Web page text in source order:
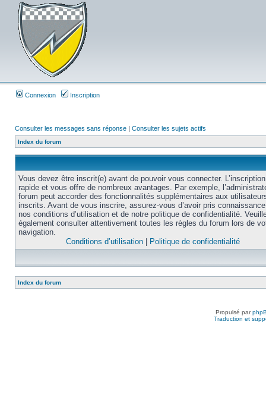
Connexion Inscription
Consulter les messages sans réponse | Consulter les sujets actifs
Index du forum
Vous devez être inscrit(e) avant de pouvoir vous connecter.
rapide et vous offre de nombreux avantages. Par exemple,
forum peut accorder des fonctionnalités supplémentaires aux
inscrits. Avant de vous inscrire, assurez-vous d’avoir pris
nos conditions d’utilisation et de notre politique de confidentialité.
également consulter attentivement toutes les règles du forum lors de
navigation.
Conditions d’utilisation
Politique de confidentialité
Index du forum
Propulsé par
Traduction et